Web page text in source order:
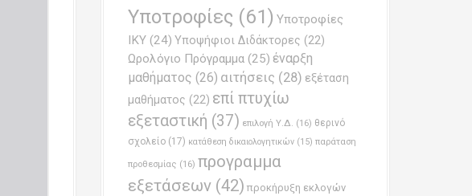
Υποτροφίες (61) Υποτροφίες
ΙΚΥ (24) Υποψήφιοι Διδάκτορες (22)
Ωρολόγιο Πρόγραμμα (25) έναρξη
μαθήματος (26) αιτήσεις (28) εξέταση
μαθήματος (22) επί πτυχίω
εξεταστική (37) επιλογή Υ.Δ. (16) θερινό
σχολείο (17) κατάθεση δικαιολογητικών (15) παράταση
προθεσμίας (16) προγραμμα
εξετάσεων (42) προκήρυξη εκλογών